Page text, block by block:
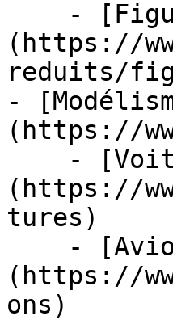
(https://
reduits/
-
(https://
(https://
tures)
(https://
ons)